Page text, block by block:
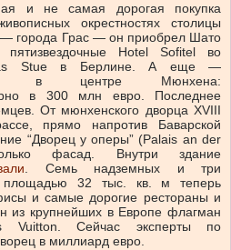
и не самая дорогая покупка
окрестностях столицы
города Грас — он приобрел Шато
Hotel Sofitel во
Stue в Берлине. А еще —
центре Мюнхена:
в 300 млн евро. Последнее
От мюнхенского дворца XVIII
прямо напротив Баварской
“Дворец у оперы” (Palais an der
фасад. Внутри здание
. Семь надземных и три
площадью 32 тыс. кв. м теперь
и самые дорогие рестораны и
из крупнейших в Европе флагман
Vuitton. Сейчас эксперты по
в миллиард евро.